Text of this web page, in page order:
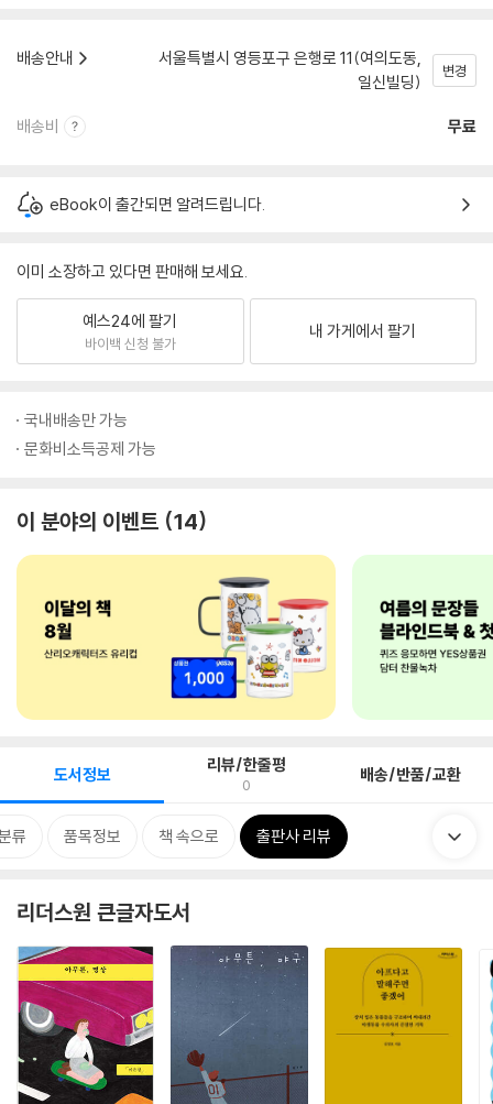
배송안내
서울특별시 영등포구 은행로 11(여의도동,
일신빌딩)
변경
배송비 무료
eBook이 출간되면 알려드립니다.
이미 소장하고 있다면 판매해 보세요.
예스24에 팔기
바이백 신청 불가
내 가게에서 팔기
국내배송만 가능
문화비소득공제 가능
이 분야의 이벤트 14
도서정보 리뷰/한줄평
0 배송/반품/교환
류 품목정보 책 속으로 출판사 리뷰
리더스원 큰글자도서